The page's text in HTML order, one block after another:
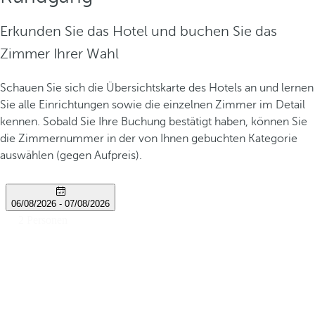
Erkunden Sie das Hotel und buchen Sie das
Zimmer Ihrer Wahl
Schauen Sie sich die Übersichtskarte des Hotels an und lernen
Sie alle Einrichtungen sowie die einzelnen Zimmer im Detail
kennen. Sobald Sie Ihre Buchung bestätigt haben, können Sie
die Zimmernummer in der von Ihnen gebuchten Kategorie
auswählen (gegen Aufpreis).